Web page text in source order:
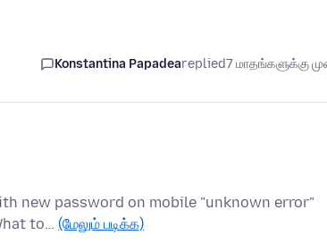
Konstantina Papadeareplied7 மாதங்களுக்கு
new password on mobile "unknown error"
to… (மேலும் படிக்க)